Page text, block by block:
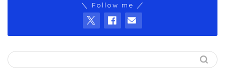
＼ Follow me ／